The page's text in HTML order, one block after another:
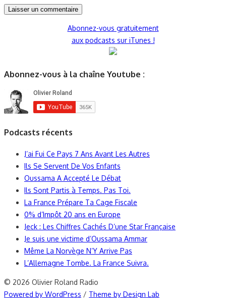
Abonnez-vous gratuitement
aux podcasts sur iTunes !
Abonnez-vous à la chaîne Youtube :
Podcasts récents
J’ai Fui Ce Pays 7 Ans Avant Les Autres
Ils Se Servent De Vos Enfants
Oussama A Accepté Le Débat
Ils Sont Partis à Temps. Pas Toi.
La France Prépare Ta Cage Fiscale
0% d’Impôt 20 ans en Europe
Jeck : Les Chiffres Cachés D’une Star Française
Je suis une victime d’Oussama Ammar
Même La Norvège N’Y Arrive Pas
L’Allemagne Tombe. La France Suivra.
© 2026 Olivier Roland Radio
Powered by WordPress / Theme by Design Lab